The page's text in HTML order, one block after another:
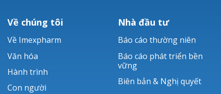
Về chúng tôi
Về Imexpharm
Văn hóa
Hành trình
Con người
Nhà đầu tư
Báo cáo thường niên
Báo cáo phát triển bền
vững
Biên bản & Nghị quyết